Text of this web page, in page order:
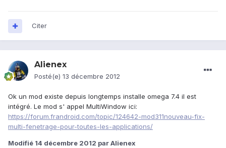
Citer
Alienex
Posté(e) 13 décembre 2012
Ok un mod existe depuis longtemps installe omega 7.4 il est
intégré. Le mod s' appel MultiWindow ici:
https://forum.frandroid.com/topic/124642-mod311nouveau-fix-
multi-fenetrage-pour-toutes-les-applications/
Modifié 14 décembre 2012 par Alienex